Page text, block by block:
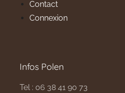
Contact
Connexion
Infos Polen
Tel : 06 38 41 90 73